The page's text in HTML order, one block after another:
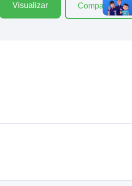
Visualizar Compartilhar